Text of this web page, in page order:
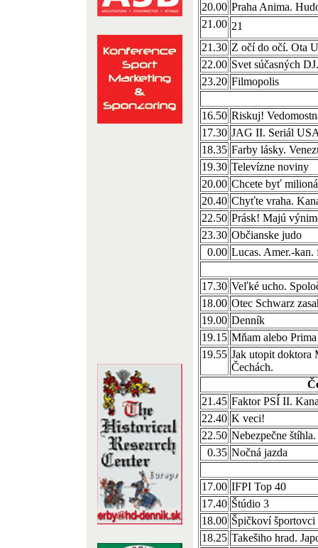
20.00 Praha Anima.
21.00 21
21.30 Z očí do očí. Ota
22.00 Svet súčasných
23.20 Filmopolis
16.50 Riskuj!
17.30 JAG II. Seriál
18.35 Farby lásky.
19.30 Televízne noviny
20.00 Chcete byť
20.40 Chyťte vraha.
22.50 Prásk! Majú
23.30 Občianske judo
0.00 Lucas. Amer.-kan.
17.30 Veľké ucho.
18.00 Otec Schwarz
19.00 Denník
19.15 Mňam alebo
19.55 Jak utopit doktora
Čechách.
21.45 Faktor PSÍ II.
22.40 K veci!
22.50 Nebezpečne
0.35 Nočná jazda
17.00 IFPI Top 40
17.40 Štúdio 3
18.00 Špičkoví športovci
18.25 Takešiho hrad.